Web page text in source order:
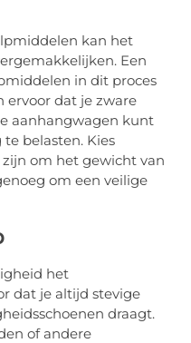
kan het
Een
in dit proces
ervoor dat je zware
aanhangwagen kunt
belasten. Kies
om het gewicht van
om een veilige
het
dat je altijd stevige
draagt.
of andere